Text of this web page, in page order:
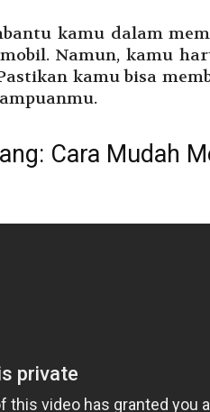
kamu dalam
Namun, kamu
kamu bisa
Cara Mudah